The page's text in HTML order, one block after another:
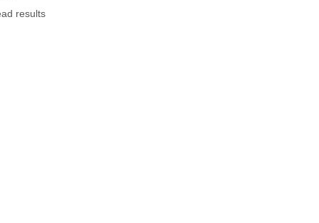
results